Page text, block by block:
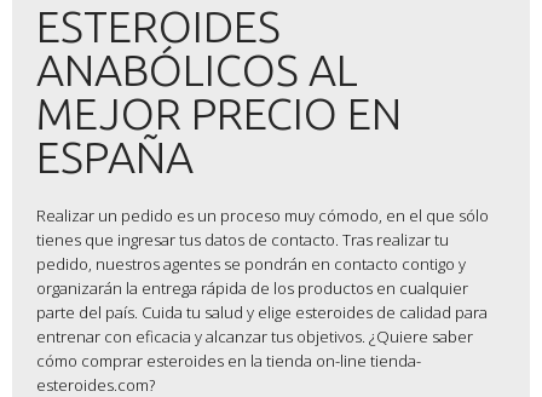
ESTEROIDES
ANABÓLICOS AL
MEJOR PRECIO EN
ESPAÑA
Realizar un pedido es un proceso muy cómodo, en el que sólo
tienes que ingresar tus datos de contacto. Tras realizar tu
pedido, nuestros agentes se pondrán en contacto contigo y
organizarán la entrega rápida de los productos en cualquier
parte del país. Cuida tu salud y elige esteroides de calidad para
entrenar con eficacia y alcanzar tus objetivos. ¿Quiere saber
cómo comprar esteroides en la tienda on-line tienda-
esteroides.com?